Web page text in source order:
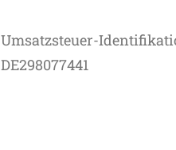
Umsatzsteuer-
DE298077441